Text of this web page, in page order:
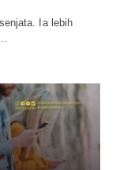
Ia lebih